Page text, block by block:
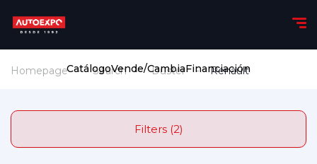
CatálogoVende/CambiaFinanciación
Homepage Search Duster Renault
Filters (2)